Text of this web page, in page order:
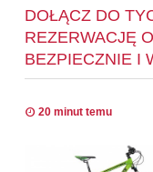
DOŁĄCZ DO
REZERWACJĘ
BEZPIECZNIE I
20 minut temu